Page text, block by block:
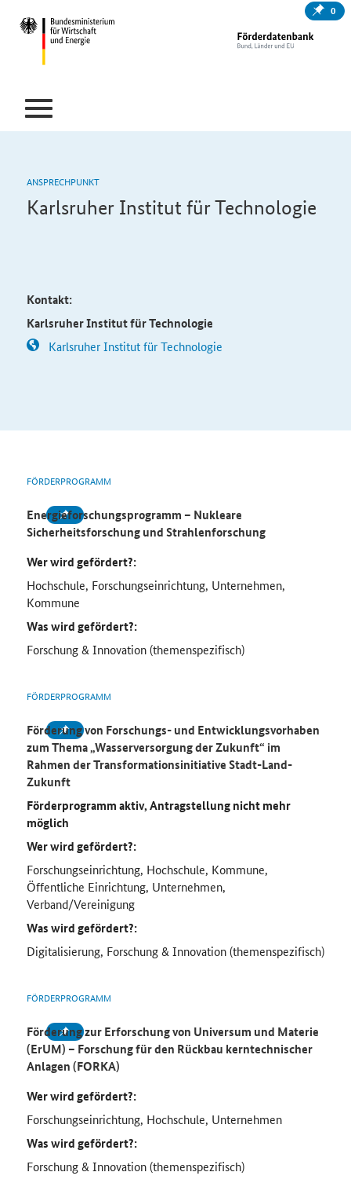
0
ANSPRECHPUNKT
Karlsruher Institut für Technologie
Kontakt:
Karlsruher Institut für Technologie
Karlsruher Institut für Technologie
FÖRDERPROGRAMM
Energieforschungsprogramm – Nukleare
Sicherheitsforschung und Strahlenforschung
Wer wird gefördert?:
Hochschule, Forschungseinrichtung, Unternehmen,
Kommune
Was wird gefördert?:
Forschung & Innovation (themenspezifisch)
FÖRDERPROGRAMM
Förderung von Forschungs- und Entwicklungsvorhaben
zum Thema „Wasserversorgung der Zukunft“ im
Rahmen der Transformationsinitiative Stadt-Land-
Zukunft
Förderprogramm aktiv, Antragstellung nicht mehr
möglich
Wer wird gefördert?:
Forschungseinrichtung, Hochschule, Kommune,
Öffentliche Einrichtung, Unternehmen,
Verband/Vereinigung
Was wird gefördert?:
Digitalisierung, Forschung & Innovation (themenspezifisch)
FÖRDERPROGRAMM
Förderung zur Erforschung von Universum und Materie
(ErUM) – Forschung für den Rückbau kerntechnischer
Anlagen (FORKA)
Wer wird gefördert?:
Forschungseinrichtung, Hochschule, Unternehmen
Was wird gefördert?:
Forschung & Innovation (themenspezifisch)